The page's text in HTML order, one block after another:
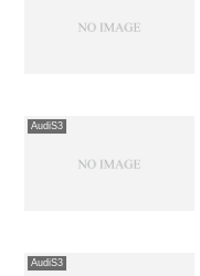
AudiS3
AudiS3